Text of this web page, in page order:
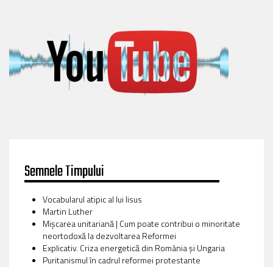
Semnele Timpului
Vocabularul atipic al lui Iisus
Martin Luther
Mișcarea unitariană | Cum poate contribui o minoritate
neortodoxă la dezvoltarea Reformei
Explicativ. Criza energetică din România și Ungaria
Puritanismul în cadrul reformei protestante